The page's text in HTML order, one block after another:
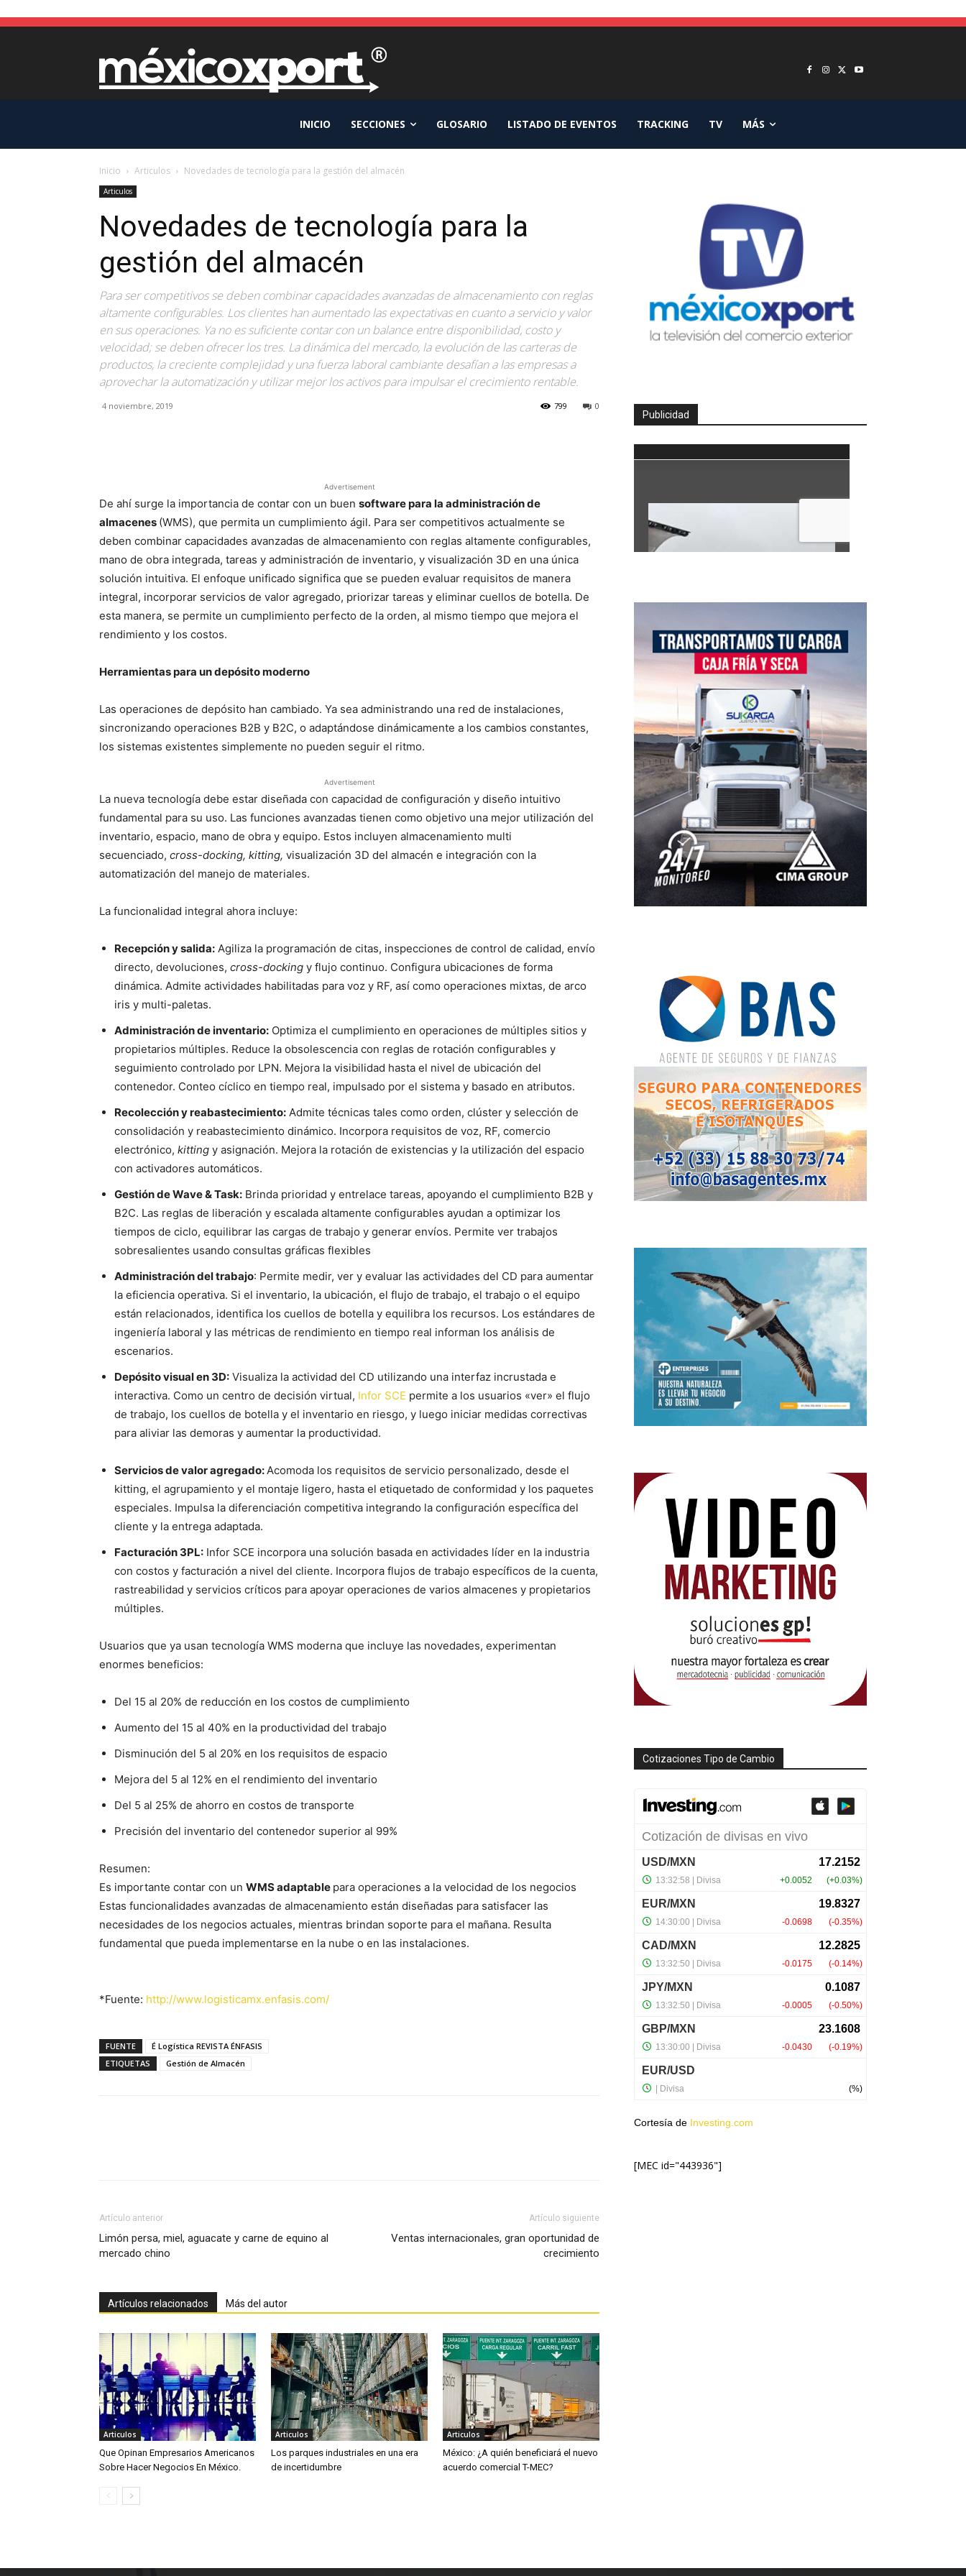
INICIO SECCIONES GLOSARIO LISTADO DE EVENTOS TRACKING TV MÁS
Inicio Articulos Novedades de tecnología para la gestión del almacén
Articulos
Novedades de tecnología para la
gestión del almacén
Para ser competitivos se deben combinar capacidades avanzadas de almacenamiento con reglas
altamente configurables. Los clientes han aumentado las expectativas en cuanto a servicio y valor
en sus operaciones. Ya no es suficiente contar con un balance entre disponibilidad, costo y
velocidad; se deben ofrecer los tres. La dinámica del mercado, la evolución de las carteras de
productos, la creciente complejidad y una fuerza laboral cambiante desafían a las empresas a
aprovechar la automatización y utilizar mejor los activos para impulsar el crecimiento rentable.
4 noviembre, 2019 0
799
Advertisement
De ahí surge la importancia de contar con un buen software para la administración de
almacenes (WMS), que permita un cumplimiento ágil. Para ser competitivos actualmente se
deben combinar capacidades avanzadas de almacenamiento con reglas altamente configurables,
mano de obra integrada, tareas y administración de inventario, y visualización 3D en una única
solución intuitiva. El enfoque unificado significa que se pueden evaluar requisitos de manera
integral, incorporar servicios de valor agregado, priorizar tareas y eliminar cuellos de botella. De
esta manera, se permite un cumplimiento perfecto de la orden, al mismo tiempo que mejora el
rendimiento y los costos.
Herramientas para un depósito moderno
Las operaciones de depósito han cambiado. Ya sea administrando una red de instalaciones,
sincronizando operaciones B2B y B2C, o adaptándose dinámicamente a los cambios constantes,
los sistemas existentes simplemente no pueden seguir el ritmo.
Advertisement
La nueva tecnología debe estar diseñada con capacidad de configuración y diseño intuitivo
fundamental para su uso. Las funciones avanzadas tienen como objetivo una mejor utilización del
inventario, espacio, mano de obra y equipo. Estos incluyen almacenamiento multi
secuenciado, cross-docking, kitting, visualización 3D del almacén e integración con la
automatización del manejo de materiales.
La funcionalidad integral ahora incluye:
Recepción y salida: Agiliza la programación de citas, inspecciones de control de calidad, envío
directo, devoluciones, cross-docking y flujo continuo. Configura ubicaciones de forma
dinámica. Admite actividades habilitadas para voz y RF, así como operaciones mixtas, de arco
iris y multi-paletas.
Administración de inventario: Optimiza el cumplimiento en operaciones de múltiples sitios y
propietarios múltiples. Reduce la obsolescencia con reglas de rotación configurables y
seguimiento controlado por LPN. Mejora la visibilidad hasta el nivel de ubicación del
contenedor. Conteo cíclico en tiempo real, impulsado por el sistema y basado en atributos.
Recolección y reabastecimiento: Admite técnicas tales como orden, clúster y selección de
consolidación y reabastecimiento dinámico. Incorpora requisitos de voz, RF, comercio
electrónico, kitting y asignación. Mejora la rotación de existencias y la utilización del espacio
con activadores automáticos.
Gestión de Wave & Task: Brinda prioridad y entrelace tareas, apoyando el cumplimiento B2B y
B2C. Las reglas de liberación y escalada altamente configurables ayudan a optimizar los
tiempos de ciclo, equilibrar las cargas de trabajo y generar envíos. Permite ver trabajos
sobresalientes usando consultas gráficas flexibles
Administración del trabajo: Permite medir, ver y evaluar las actividades del CD para aumentar
la eficiencia operativa. Si el inventario, la ubicación, el flujo de trabajo, el trabajo o el equipo
están relacionados, identifica los cuellos de botella y equilibra los recursos. Los estándares de
ingeniería laboral y las métricas de rendimiento en tiempo real informan los análisis de
escenarios.
Depósito visual en 3D: Visualiza la actividad del CD utilizando una interfaz incrustada e
interactiva. Como un centro de decisión virtual, Infor SCE permite a los usuarios «ver» el flujo
de trabajo, los cuellos de botella y el inventario en riesgo, y luego iniciar medidas correctivas
para aliviar las demoras y aumentar la productividad.
Servicios de valor agregado:Acomoda los requisitos de servicio personalizado, desde el
kitting, el agrupamiento y el montaje ligero, hasta el etiquetado de conformidad y los paquetes
especiales. Impulsa la diferenciación competitiva integrando la configuración específica del
cliente y la entrega adaptada.
Facturación 3PL: Infor SCE incorpora una solución basada en actividades líder en la industria
con costos y facturación a nivel del cliente. Incorpora flujos de trabajo específicos de la cuenta,
rastreabilidad y servicios críticos para apoyar operaciones de varios almacenes y propietarios
múltiples.
Usuarios que ya usan tecnología WMS moderna que incluye las novedades, experimentan
enormes beneficios:
Del 15 al 20% de reducción en los costos de cumplimiento
Aumento del 15 al 40% en la productividad del trabajo
Disminución del 5 al 20% en los requisitos de espacio
Mejora del 5 al 12% en el rendimiento del inventario
Del 5 al 25% de ahorro en costos de transporte
Precisión del inventario del contenedor superior al 99%
Resumen:
Es importante contar con un WMS adaptable para operaciones a la velocidad de los negocios
Estas funcionalidades avanzadas de almacenamiento están diseñadas para satisfacer las
necesidades de los negocios actuales, mientras brindan soporte para el mañana. Resulta
fundamental que pueda implementarse en la nube o en las instalaciones.
*Fuente: http://www.logisticamx.enfasis.com/
FUENTE
É Logística REVISTA ÉNFASIS
ETIQUETAS
Gestión de Almacén
Artículo anterior
Limón persa, miel, aguacate y carne de equino al
mercado chino
Artículo siguiente
Ventas internacionales, gran oportunidad de
crecimiento
Artículos relacionados Más del autor
Articulos
Que Opinan Empresarios Americanos
Sobre Hacer Negocios En México.
Articulos
Los parques industriales en una era
de incertidumbre
Articulos
México: ¿A quién beneficiará el nuevo
acuerdo comercial T-MEC?
Publicidad
Cotizaciones Tipo de Cambio
Cortesía de Investing.com
[MEC id="443936"]